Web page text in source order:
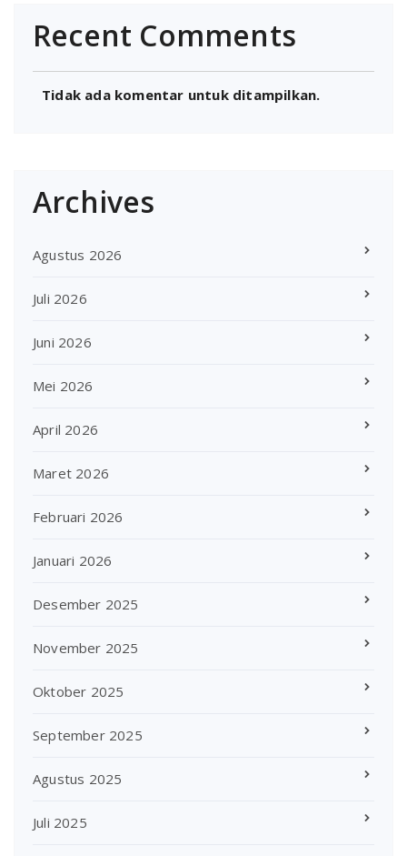
Recent Comments
Tidak ada komentar untuk ditampilkan.
Archives
Agustus 2026
Juli 2026
Juni 2026
Mei 2026
April 2026
Maret 2026
Februari 2026
Januari 2026
Desember 2025
November 2025
Oktober 2025
September 2025
Agustus 2025
Juli 2025